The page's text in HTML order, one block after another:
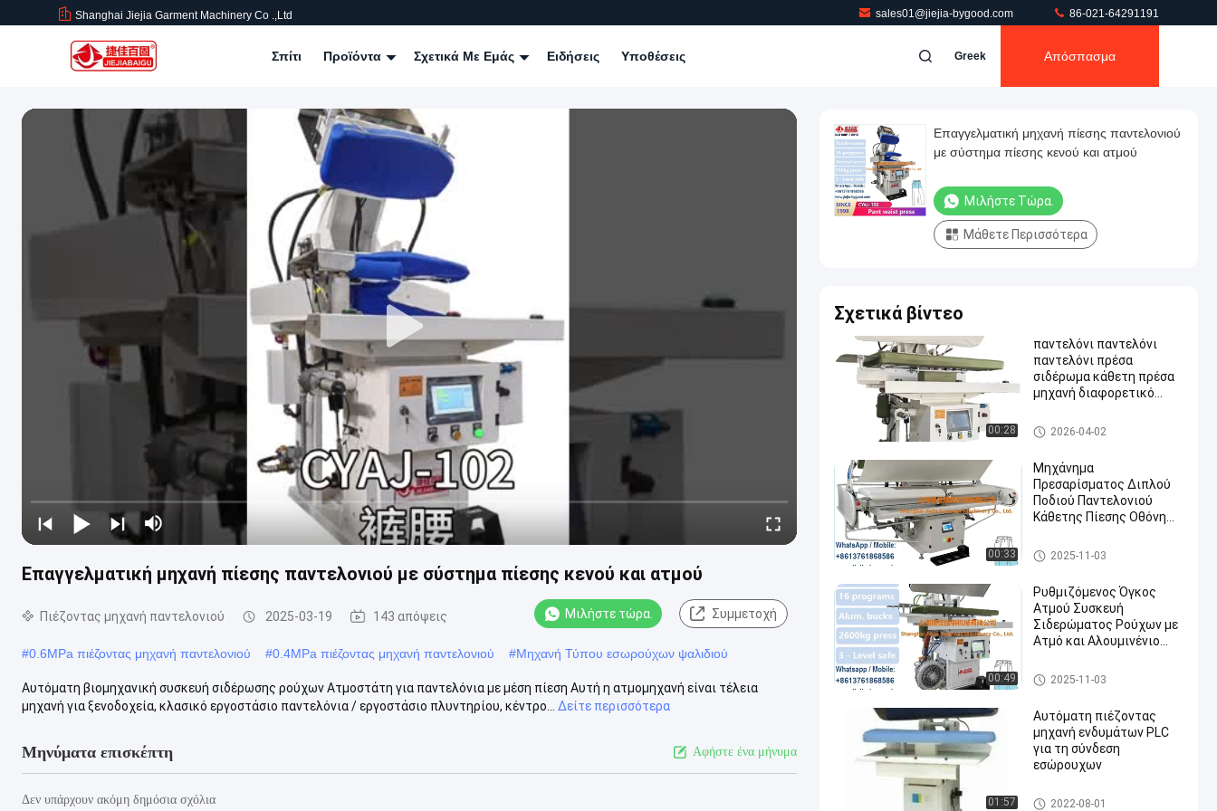
Shanghai Jiejia Garment Machinery Co .,ltd sales01@jiejia-bygood.com 86-021-64291191
Σπίτι Προϊόντα Σχετικά Με Εμάς Ειδήσεις Υποθέσεις Greek Απόσπασμα
Επαγγελματική μηχανή πίεσης παντελονιού με σύστημα πίεσης κενού και ατμού
Πιέζοντας μηχανή παντελονιού 2025-03-19 143 απόψεις Μιλήστε τώρα. Συμμετοχή
#0.6MPa πιέζοντας μηχανή παντελονιού #0.4MPa πιέζοντας μηχανή παντελονιού #Μηχανή Τύπου εσωρούχων ψαλιδιού
Αυτόματη βιομηχανική συσκευή σιδέρωσης ρούχων Ατμοστάτη για παντελόνια με μέση πίεση Αυτή η ατμομηχανή είναι τέλεια
μηχανή για ξενοδοχεία, κλασικό εργοστάσιο παντελόνια / εργοστάσιο πλυντηρίου, κέντρο...
Δείτε περισσότερα
Μηνύματα επισκέπτη Αφήστε ένα μήνυμα
Δεν υπάρχουν ακόμη δημόσια σχόλια
Επαγγελματική μηχανή πίεσης παντελονιού
με σύστημα πίεσης κενού και ατμού
Μιλήστε Τώρα.
Μάθετε Περισσότερα
Σχετικά βίντεο
00:28
παντελόνι παντελόνι
παντελόνι πρέσα
σιδέρωμα κάθετη πρέσα
μηχανή διαφορετικό
Πιέζοντας μηχανή παντελονι
ού
2026-04-02
00:33
Μηχάνημα
Πρεσαρίσματος Διπλού
Ποδιού Παντελονιού
Κάθετης Πίεσης Οθόνη
Τεντώματος
Πιέζοντας μηχανή παντελονι
ού
2025-11-03
00:49
Ρυθμιζόμενος Όγκος
Ατμού Συσκευή
Σιδερώματος Ρούχων με
Ατμό και Αλουμινένιο
Πιέζοντας μηχανή παντελονι
ού
2025-11-03
01:57
Αυτόματη πιέζοντας
μηχανή ενδυμάτων PLC
για τη σύνδεση
εσώρουχων
Πιέζοντας μηχανή ενδυμάτω
2022-08-01